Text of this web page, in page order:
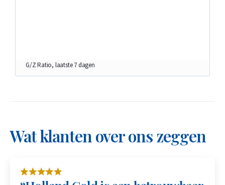
G/Z Ratio, laatste 7 dagen
Wat klanten over ons zeggen